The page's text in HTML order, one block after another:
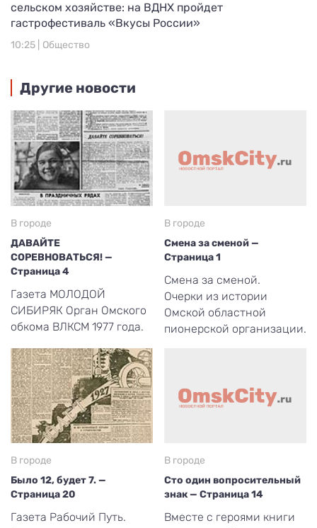
сельском хозяйстве: на ВДНХ пройдет
гастрофестиваль «Вкусы России»
10:25 | Общество
Другие новости
В городе
ДАВАЙТЕ
СОРЕВНОВАТЬСЯ! —
Страница 4
Газета МОЛОДОЙ
СИБИРЯК Орган Омского
обкома ВЛКСМ 1977 года.
В городе
Смена за сменой —
Страница 1
Смена за сменой.
Очерки из истории
Омской областной
пионерской организации.
В городе
Было 12, будет 7. —
Страница 20
Газета Рабочий Путь.
В городе
Сто один вопросительный
знак — Страница 14
Вместе с героями книги